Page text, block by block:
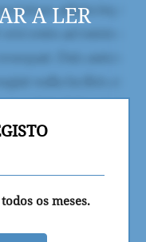
A LER
os meses.